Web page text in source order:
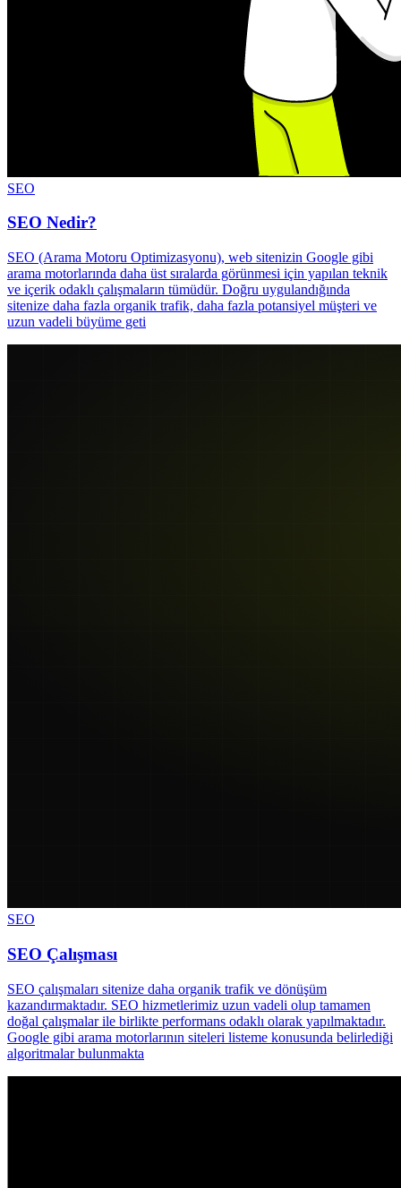
SEO
SEO Nedir?
SEO (Arama Motoru Optimizasyonu), web sitenizin Google gibi
arama motorlarında daha üst sıralarda görünmesi için yapılan teknik
ve içerik odaklı çalışmaların tümüdür. Doğru uygulandığında
sitenize daha fazla organik trafik, daha fazla potansiyel müşteri ve
uzun vadeli büyüme geti
SEO
SEO Çalışması
SEO çalışmaları sitenize daha organik trafik ve dönüşüm
kazandırmaktadır. SEO hizmetlerimiz uzun vadeli olup tamamen
doğal çalışmalar ile birlikte performans odaklı olarak yapılmaktadır.
Google gibi arama motorlarının siteleri listeme konusunda belirlediği
algoritmalar bulunmakta